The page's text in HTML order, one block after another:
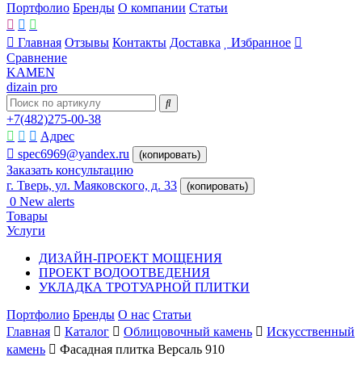
Портфолио Бренды О компании Статьи
Главная Отзывы Контакты Доставка
Избранное
Сравнение
KAMEN
dizain pro
+7(482)275-00-38
Адрес
spec6969@yandex.ru
(копировать)
Заказать консультацию
г. Тверь, ул. Маяковского, д. 33
(копировать)
0 New alerts
Товары
Услуги
ДИЗАЙН-ПРОЕКТ МОЩЕНИЯ
ПРОЕКТ ВОДООТВЕДЕНИЯ
УКЛАДКА ТРОТУАРНОЙ ПЛИТКИ
Портфолио Бренды О нас Статьи
Главная
Каталог Облицовочный камень
Искусственный
камень
Фасадная плитка Версаль 910